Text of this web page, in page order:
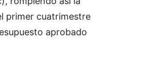
primer cuatrimestre
aprobado